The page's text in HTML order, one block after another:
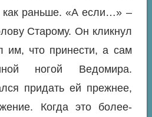
как раньше. «А если…» –
Старому. Он кликнул
им, что принести, а сам
ногой Ведомира.
придать ей прежнее,
Когда это более-